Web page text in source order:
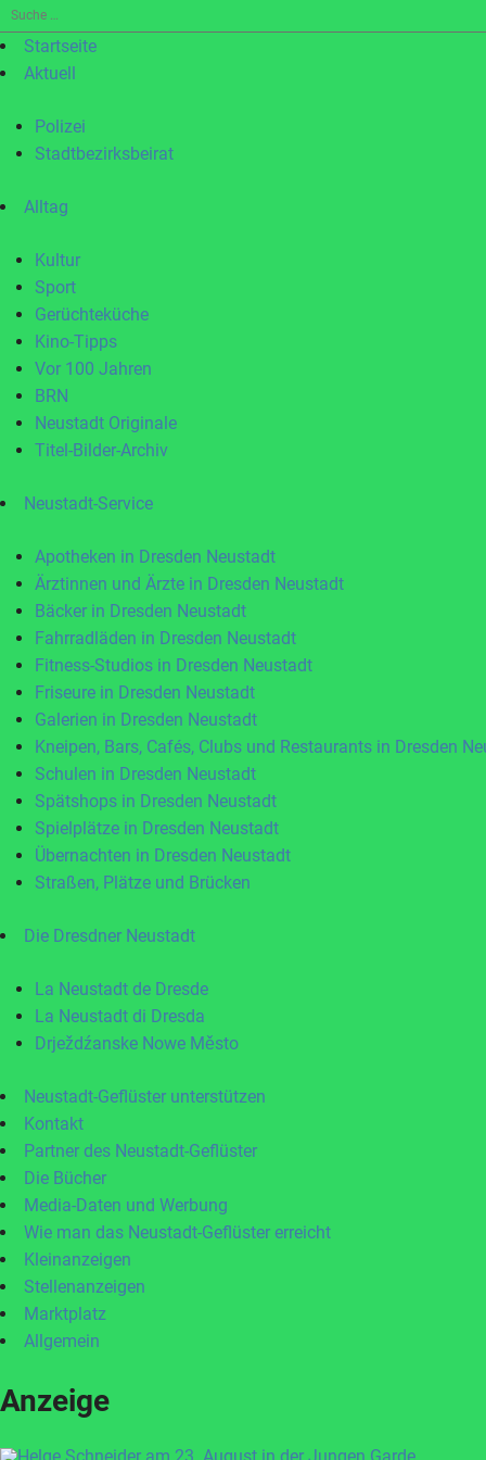
Suche
nach:Startseite
Aktuell
Polizei
Stadtbezirksbeirat
Alltag
Kultur
Sport
Gerüchteküche
Kino-Tipps
Vor 100 Jahren
BRN
Neustadt Originale
Titel-Bilder-Archiv
Neustadt-Service
Apotheken in Dresden Neustadt
Ärztinnen und Ärzte in Dresden Neustadt
Bäcker in Dresden Neustadt
Fahrradläden in Dresden Neustadt
Fitness-Studios in Dresden Neustadt
Friseure in Dresden Neustadt
Galerien in Dresden Neustadt
Kneipen, Bars, Cafés, Clubs und Restaurants in Dresden
Schulen in Dresden Neustadt
Spätshops in Dresden Neustadt
Spielplätze in Dresden Neustadt
Übernachten in Dresden Neustadt
Straßen, Plätze und Brücken
Die Dresdner Neustadt
La Neustadt de Dresde
La Neustadt di Dresda
Drježdźanske Nowe Město
Neustadt-Geflüster unterstützen
Kontakt
Partner des Neustadt-Geflüster
Die Bücher
Media-Daten und Werbung
Wie man das Neustadt-Geflüster erreicht
Kleinanzeigen
Stellenanzeigen
Marktplatz
Allgemein
Anzeige